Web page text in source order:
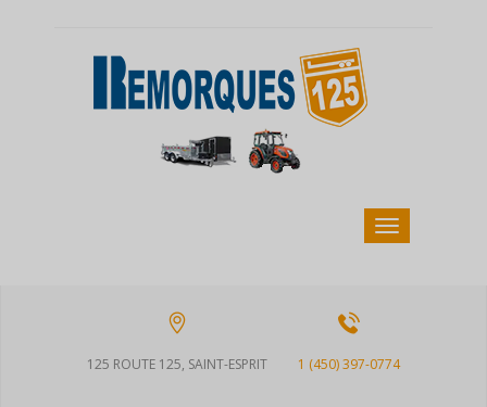
125 ROUTE 125, SAINT-ESPRIT 1 (450) 397-0774